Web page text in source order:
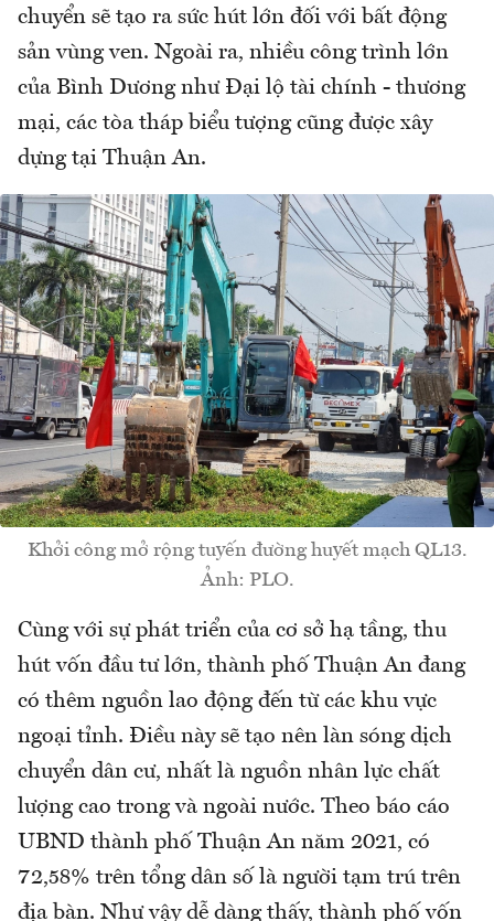
chuyển sẽ tạo ra sức hút lớn đối với bất động
sản vùng ven. Ngoài ra, nhiều công trình lớn
của Bình Dương như Đại lộ tài chính - thương
mại, các tòa tháp biểu tượng cũng được xây
dựng tại Thuận An.
Khởi công mở rộng tuyến đường huyết mạch QL13.
Ảnh: PLO.
Cùng với sự phát triển của cơ sở hạ tầng, thu
hút vốn đầu tư lớn, thành phố Thuận An đang
có thêm nguồn lao động đến từ các khu vực
ngoại tỉnh. Điều này sẽ tạo nên làn sóng dịch
chuyển dân cư, nhất là nguồn nhân lực chất
lượng cao trong và ngoài nước. Theo báo cáo
UBND thành phố Thuận An năm 2021, có
72,58% trên tổng dân số là người tạm trú trên
địa bàn. Như vậy dễ dàng thấy, thành phố vốn